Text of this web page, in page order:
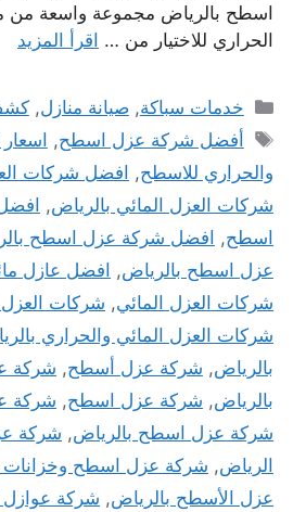
اسطح بالرياض مجموعة واسعة من
الحراري للاختيار من … اقرأ المزيد
التصنيفات
خدمات سباكة,صيانة منازل,
الوسوم
أفضل شركة عزل اسطح, اسعار
والحراري للاسطح, افضل شركات
شركات العزل المائي بالرياض,
اسطح, افضل شركة عزل اسطح
عزل اسطح بالرياض, افضل عازل
شركات العزل المائي, شركات العزل
شركات العزل المائي والحراري
بالرياض, شركة عزل أسطح, شركة
بالرياض, شركة عزل اسطح, شركة
شركة عزل اسطح بالرياض, شركة
الرياض, شركة عزل اسطح وخزانات
عزل الأسطح بالرياض, شركة